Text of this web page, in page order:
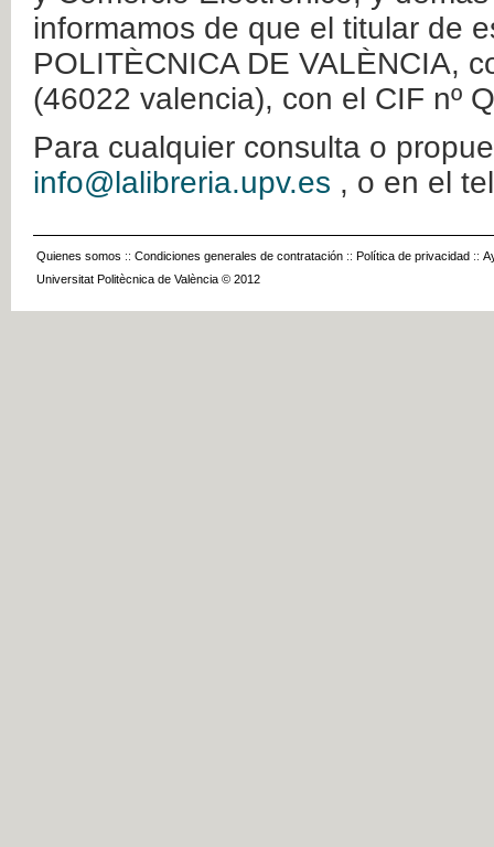
informamos de que el titular de
POLITÈCNICA DE VALÈNCIA,
(46022 valencia), con el CIF nº
Para cualquier consulta o
info@lalibreria.upv.es , o en el
Quienes somos :: Condiciones generales de contratación :: Política de privacidad ::
Universitat Politècnica de València © 2012